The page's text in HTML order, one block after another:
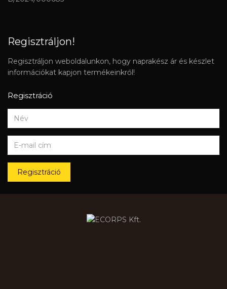
Regisztráljon!
Regisztráljon weboldalunkon, hogy naprakész ár és készlet
információkat kapjon termékeinkről!
Regisztráció
Regisztráció